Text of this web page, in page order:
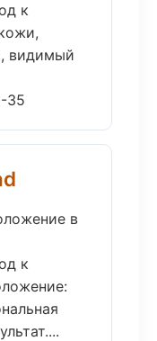
к
видимый
35
в
к